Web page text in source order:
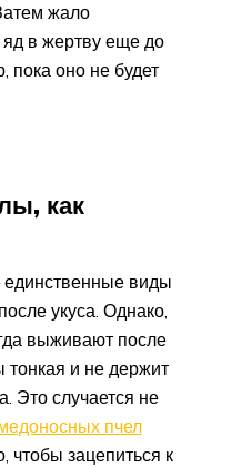
жало
яд в жертву еще до
пока оно не будет
как
виды
укуса. Однако,
выживают после
тонкая и не держит
Это случается не
пчел
чтобы зацепиться к